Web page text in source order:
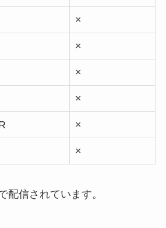
×
×
×
×
×
×
配信されています。